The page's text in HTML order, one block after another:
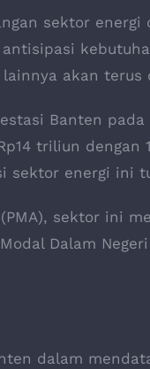
sektor
akan terus
Banten
triliun dengan
sektor energi ini
sektor ini
Dalam
dalam